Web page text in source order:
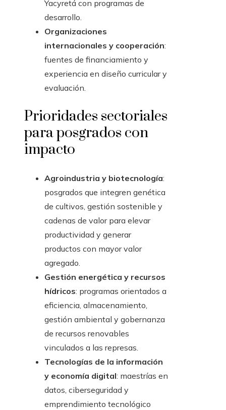
Yacyretá con programas de
desarrollo.
Organizaciones
internacionales y cooperación:
fuentes de financiamiento y
experiencia en diseño curricular y
evaluación.
Prioridades sectoriales
para posgrados con
impacto
Agroindustria y biotecnología:
posgrados que integren genética
de cultivos, gestión sostenible y
cadenas de valor para elevar
productividad y generar
productos con mayor valor
agregado.
Gestión energética y recursos
hídricos: programas orientados a
eficiencia, almacenamiento,
gestión ambiental y gobernanza
de recursos renovables
vinculados a las represas.
Tecnologías de la información
y economía digital: maestrías en
datos, ciberseguridad y
emprendimiento tecnológico